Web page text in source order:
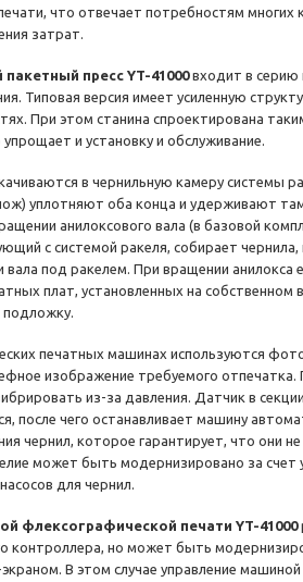
что отвечает потребностям многих
затрат.
пресс YT-41000входит в серию
Типовая версия имеет усиленную
При этом станина спроектирована
и установку и обслуживание.
в чернильную камеру системы
уплотняют оба конца и удерживают
анилоксового вала (в базовой
с системой ракеля, собирает
под ракелем. При вращении анилокса
плат, установленных на собственном
подложку.
печатных машинах используются
изображение требуемого отпечатка.
из-за давления. Датчик в
после чего останавливает машину
чернил, которое гарантирует, что они
может быть модернизировано за счет
для чернил.
флексографической печати YT-41000
контроллера, но может быть
В этом случае управление машиной